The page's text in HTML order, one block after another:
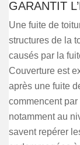
GARANTIT
Une fuite de
structures de la
causés par la
Couverture est
après une fuite
commencent
notamment au
savent repérer